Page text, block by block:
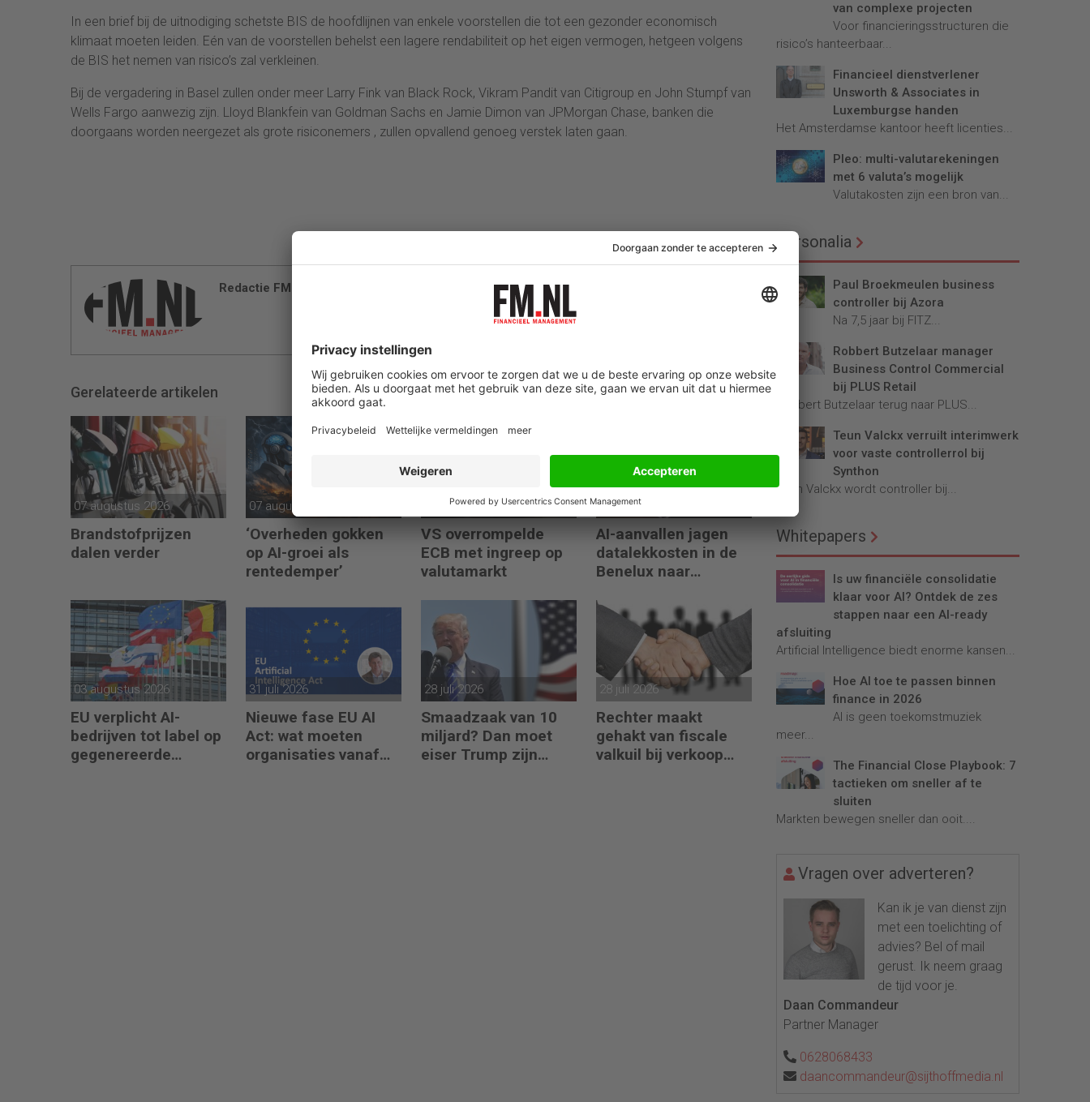
In een brief bij de uitnodiging schetste BIS de hoofdlijnen van enkele voorstellen die tot een gezonder economisch
klimaat moeten leiden. Eén van de voorstellen behelst een lagere rendabiliteit op het eigen vermogen, hetgeen volgens
de BIS het nemen van risico’s zal verkleinen.
Bij de vergadering in Basel zullen onder meer Larry Fink van Black Rock, Vikram Pandit van Citigroup en John Stumpf van
Wells Fargo aanwezig zijn. Lloyd Blankfein van Goldman Sachs en Jamie Dimon van JPMorgan Chase, banken die
doorgaans worden neergezet als grote risiconemers , zullen opvallend genoeg verstek laten gaan.
Redactie FM
Gerelateerde artikelen
07 augustus 2026
Brandstofprijzen
dalen verder
07 augustus 2026
‘Overheden gokken
op AI-groei als
rentedemper’
07 augustus 2026
VS overrompelde
ECB met ingreep op
valutamarkt
04 augustus 2026
AI-aanvallen jagen
datalekkosten in de
Benelux naar
03 augustus 2026
EU verplicht AI-
bedrijven tot label op
gegenereerde
31 juli 2026
Nieuwe fase EU AI
Act: wat moeten
organisaties vanaf
28 juli 2026
Smaadzaak van 10
miljard? Dan moet
eiser Trump zijn
28 juli 2026
Rechter maakt
gehakt van fiscale
valkuil bij verkoop
van complexe projecten
Voor financieringsstructuren die
risico’s hanteerbaar...
Financieel dienstverlener
Unsworth & Associates in
Luxemburgse handen
Het Amsterdamse kantoor heeft licenties...
Pleo: multi-valutarekeningen
met 6 valuta’s mogelijk
Valutakosten zijn een bron van...
Personalia
Paul Broekmeulen business
controller bij Azora
Na 7,5 jaar bij FITZ...
Robbert Butzelaar manager
Business Control Commercial
bij PLUS Retail
Robbert Butzelaar terug naar PLUS...
Teun Valckx verruilt interimwerk
voor vaste controllerrol bij
Synthon
Teun Valckx wordt controller bij...
Whitepapers
Is uw financiële consolidatie
klaar voor AI? Ontdek de zes
stappen naar een AI-ready
afsluiting
Artificial Intelligence biedt enorme kansen...
Hoe AI toe te passen binnen
finance in 2026
AI is geen toekomstmuziek
meer...
The Financial Close Playbook: 7
tactieken om sneller af te
sluiten
Markten bewegen sneller dan ooit....
Vragen over adverteren?
Kan ik je van dienst zijn
met een toelichting of
advies? Bel of mail
gerust. Ik neem graag
de tijd voor je.
Daan Commandeur
Partner Manager
0628068433
daancommandeur@sijthoffmedia.nl